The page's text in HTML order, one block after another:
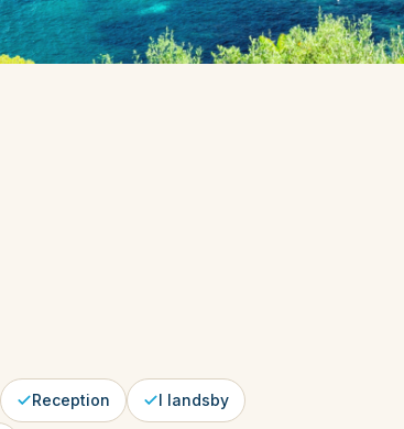
Reception I landsby